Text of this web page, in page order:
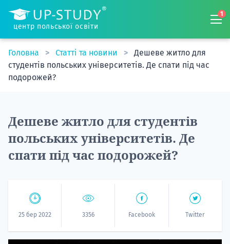
центр польської освіти
1
Головна Статті та новини
Дешеве житло для
студентів польських університетів. Де спати під час
подорожей?
Дешеве житло для студентів
польських університетів. Де
спати під час подорожей?
25 бер 2022 3356 Facebook Twitter